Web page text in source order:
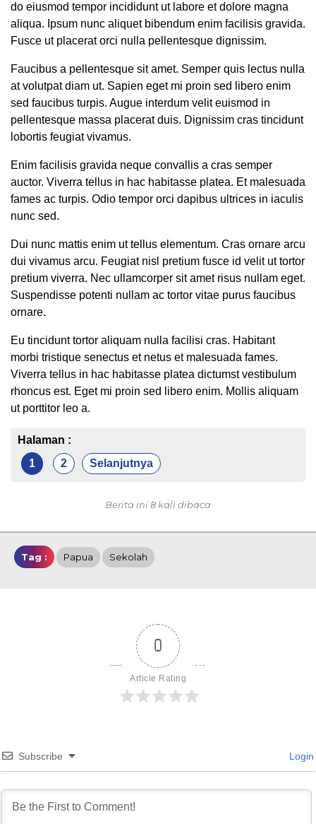
do eiusmod tempor incididunt ut labore et dolore magna
aliqua. Ipsum nunc aliquet bibendum enim facilisis gravida.
Fusce ut placerat orci nulla pellentesque dignissim.
Faucibus a pellentesque sit amet. Semper quis lectus nulla
at volutpat diam ut. Sapien eget mi proin sed libero enim
sed faucibus turpis. Augue interdum velit euismod in
pellentesque massa placerat duis. Dignissim cras tincidunt
lobortis feugiat vivamus.
Enim facilisis gravida neque convallis a cras semper
auctor. Viverra tellus in hac habitasse platea. Et malesuada
fames ac turpis. Odio tempor orci dapibus ultrices in iaculis
nunc sed.
Dui nunc mattis enim ut tellus elementum. Cras ornare arcu
dui vivamus arcu. Feugiat nisl pretium fusce id velit ut tortor
pretium viverra. Nec ullamcorper sit amet risus nullam eget.
Suspendisse potenti nullam ac tortor vitae purus faucibus
ornare.
Eu tincidunt tortor aliquam nulla facilisi cras. Habitant
morbi tristique senectus et netus et malesuada fames.
Viverra tellus in hac habitasse platea dictumst vestibulum
rhoncus est. Eget mi proin sed libero enim. Mollis aliquam
ut porttitor leo a.
Halaman :
1
2 Selanjutnya
Berita ini 8 kali dibaca
Tag : Papua Sekolah
0
Article Rating
Subscribe Login